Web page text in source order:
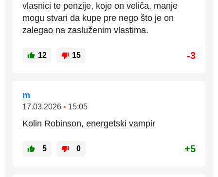
vlasnici te penzije, koje on veliča, manje
mogu stvari da kupe pre nego što je on
zalegao na zasluženim vlastima.
12 15 -3
m
17.03.2026 • 15:05
Kolin Robinson, energetski vampir
5 0 +5